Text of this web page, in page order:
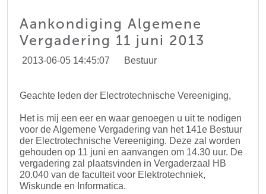
Aankondiging Algemene
Vergadering 11 juni 2013
2013-06-05 14:45:07 Bestuur
Geachte leden der Electrotechnische Vereeniging,
Het is mij een eer en waar genoegen u uit te nodigen
voor de Algemene Vergadering van het 141e Bestuur
der Electrotechnische Vereeniging. Deze zal worden
gehouden op 11 juni en aanvangen om 14.30 uur. De
vergadering zal plaatsvinden in Vergaderzaal HB
20.040 van de faculteit voor Elektrotechniek,
Wiskunde en Informatica.